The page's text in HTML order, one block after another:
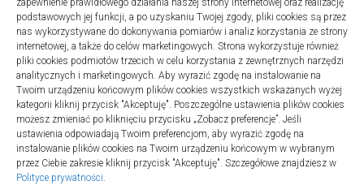
zapewnienie prawidłowego działania naszej strony internetowej oraz realizację
podstawowych jej funkcji, a po uzyskaniu Twojej zgody, pliki cookies są przez
nas wykorzystywane do dokonywania pomiarów i analiz korzystania ze strony
internetowej, a także do celów marketingowych. Strona wykorzystuje również
pliki cookies podmiotów trzecich w celu korzystania z zewnętrznych narzędzi
analitycznych i marketingowych. Aby wyrazić zgodę na instalowanie na
Twoim urządzeniu końcowym plików cookies wszystkich wskazanych wyżej
kategorii kliknij przycisk "Akceptuję". Poszczególne ustawienia plików cookies
możesz zmieniać po kliknięciu przycisku „Zobacz preferencje”. Jeśli
ustawienia odpowiadają Twoim preferencjom, aby wyrazić zgodę na
instalowanie plików cookies na Twoim urządzeniu końcowym w wybranym
przez Ciebie zakresie kliknij przycisk "Akceptuję". Szczegółowe znajdziesz w
Polityce prywatności.
Najnowsze komentarze
GosiaoFizjoterapia – jak ekspresowo przywrócić
sprawność po urazie?